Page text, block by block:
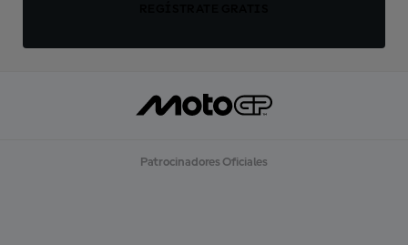
Patrocinadores Oficiales